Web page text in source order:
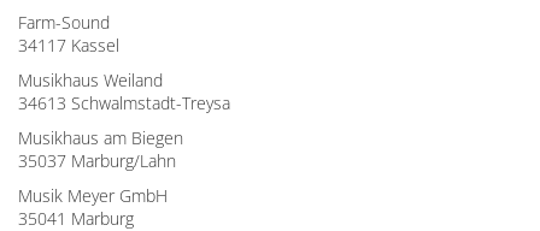
Farm-Sound
34117 Kassel
Musikhaus Weiland
34613 Schwalmstadt-Treysa
Musikhaus am Biegen
35037 Marburg/Lahn
Musik Meyer GmbH
35041 Marburg